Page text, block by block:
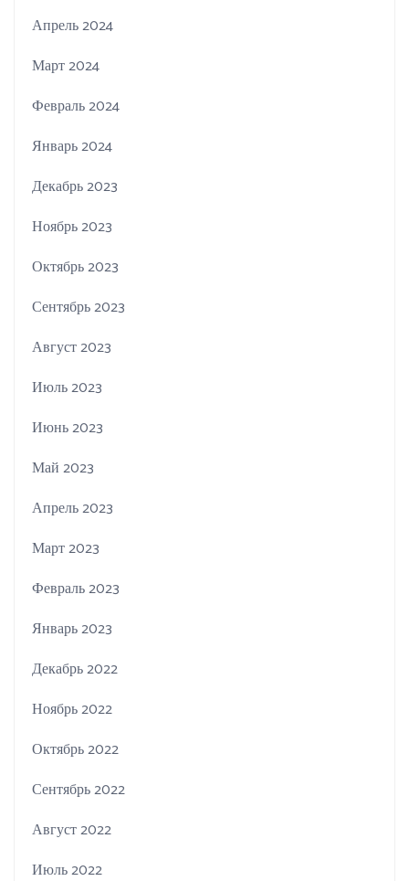
Апрель 2024
Март 2024
Февраль 2024
Январь 2024
Декабрь 2023
Ноябрь 2023
Октябрь 2023
Сентябрь 2023
Август 2023
Июль 2023
Июнь 2023
Май 2023
Апрель 2023
Март 2023
Февраль 2023
Январь 2023
Декабрь 2022
Ноябрь 2022
Октябрь 2022
Сентябрь 2022
Август 2022
Июль 2022